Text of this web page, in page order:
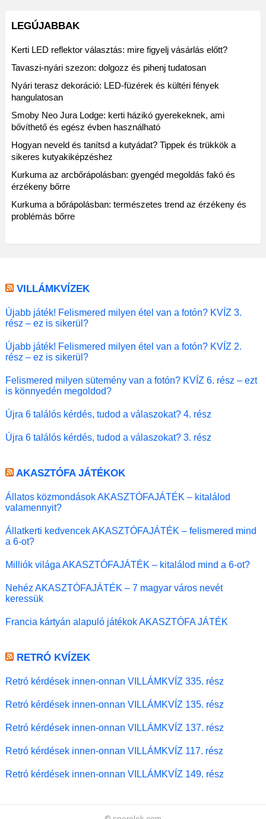
LEGÚJABBAK
Kerti LED reflektor választás: mire figyelj vásárlás előtt?
Tavaszi-nyári szezon: dolgozz és pihenj tudatosan
Nyári terasz dekoráció: LED-füzérek és kültéri fények
hangulatosan
Smoby Neo Jura Lodge: kerti házikó gyerekeknek, ami
bővíthető és egész évben használható
Hogyan neveld és tanítsd a kutyádat? Tippek és trükkök a
sikeres kutyakiképzéshez
Kurkuma az arcbőrápolásban: gyengéd megoldás fakó és
érzékeny bőrre
Kurkuma a bőrápolásban: természetes trend az érzékeny és
problémás bőrre
VILLÁMKVÍZEK
Újabb játék! Felismered milyen étel van a fotón? KVÍZ 3.
rész – ez is sikerül?
Újabb játék! Felismered milyen étel van a fotón? KVÍZ 2.
rész – ez is sikerül?
Felismered milyen sütemény van a fotón? KVÍZ 6. rész – ezt
is könnyedén megoldod?
Újra 6 találós kérdés, tudod a válaszokat? 4. rész
Újra 6 találós kérdés, tudod a válaszokat? 3. rész
AKASZTÓFA JÁTÉKOK
Állatos közmondások AKASZTÓFAJÁTÉK – kitalálod
valamennyit?
Állatkerti kedvencek AKASZTÓFAJÁTÉK – felismered mind
a 6-ot?
Milliók világa AKASZTÓFAJÁTÉK – kitalálod mind a 6-ot?
Nehéz AKASZTÓFAJÁTÉK – 7 magyar város nevét
keressük
Francia kártyán alapuló játékok AKASZTÓFA JÁTÉK
RETRÓ KVÍZEK
Retró kérdések innen-onnan VILLÁMKVÍZ 335. rész
Retró kérdések innen-onnan VILLÁMKVÍZ 135. rész
Retró kérdések innen-onnan VILLÁMKVÍZ 137. rész
Retró kérdések innen-onnan VILLÁMKVÍZ 117. rész
Retró kérdések innen-onnan VILLÁMKVÍZ 149. rész